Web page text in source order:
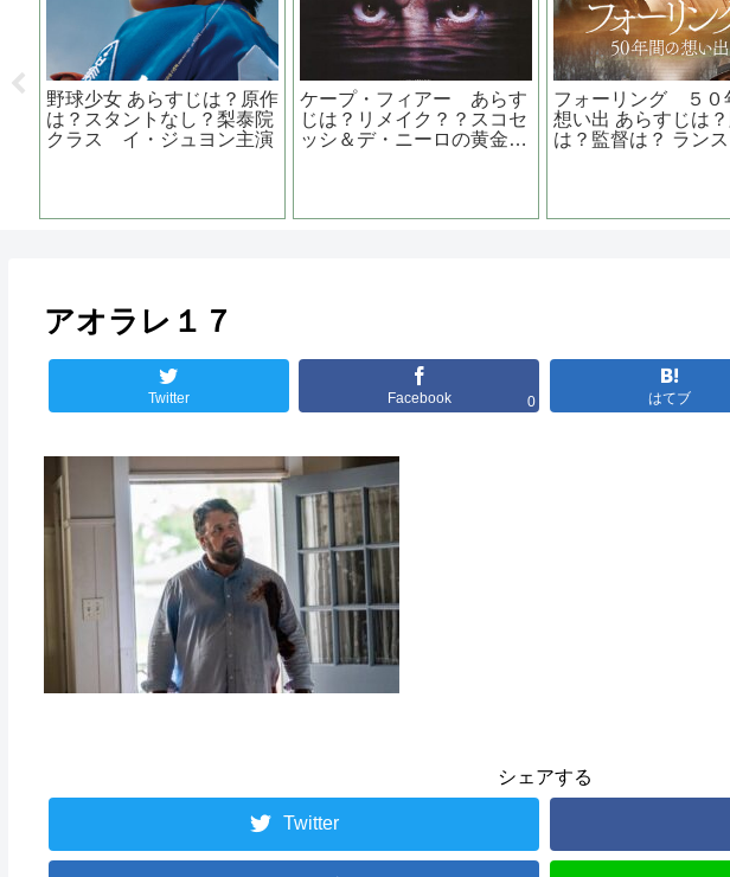
作
ケープ・フィアー あらす
じは？リメイク？？スコセ
ッシ＆デ・ニーロの黄金コ
フォーリング ５０年間の
想い出 あらすじは？脚本
は？監督は？ ランス・ヘン
ボス・ベイビー
なのにおっさん？
は、夢のあるお話
アオラレ１７
Twitter Facebook 0 はてブ
シェアする
Twitter